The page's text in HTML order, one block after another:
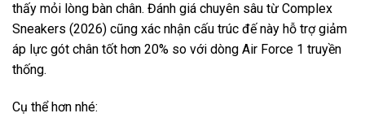
thấy mỏi lòng bàn chân. Đánh giá chuyên sâu từ Complex
Sneakers (2026) cũng xác nhận cấu trúc đế này hỗ trợ giảm
áp lực gót chân tốt hơn 20% so với dòng Air Force 1 truyền
thống.
Cụ thể hơn nhé: